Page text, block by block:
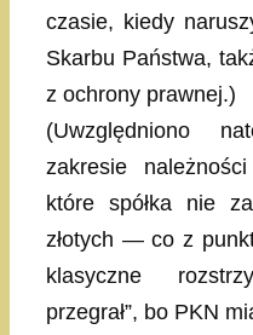
czasie, kiedy
Skarbu Państwa,
z ochrony prawnej.)
(Uwzględniono
zakresie
które spółka nie
złotych — co z
klasyczne
przegrał”, bo PKN